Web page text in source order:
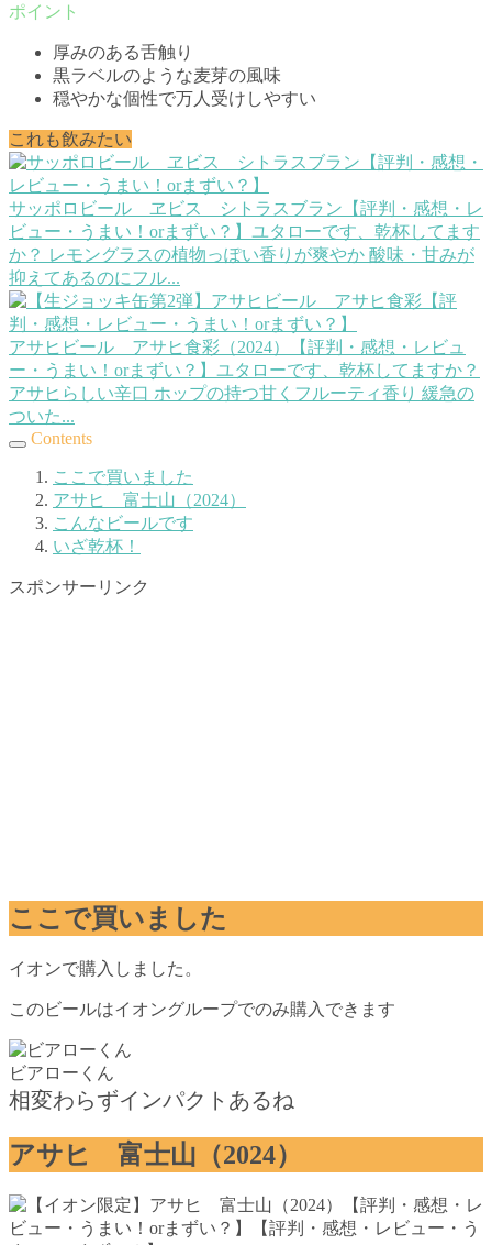
厚みのある舌触り
黒ラベルのような麦芽の風味
穏やかな個性で万人受けしやすい
これも飲みたい
サッポロビール ヱビス シトラスブラン【評判・感想・レ
ビュー・うまい！orまずい？】 ユタローです、乾杯してます
か？ レモングラスの植物っぽい香りが爽やか 酸味・甘みが
抑えてあるのにフル...
アサヒビール アサヒ食彩（2024）【評判・感想・レビュ
ー・うまい！orまずい？】 ユタローです、乾杯してますか？
アサヒらしい辛口 ホップの持つ甘くフルーティ香り 緩急の
ついた...
Contents
ここで買いました
アサヒ 富士山（2024）
こんなビールです
いざ乾杯！
スポンサーリンク
ここで買いました
イオンで購入しました。
このビールはイオングループでのみ購入できます
ビアローくん
相変わらずインパクトあるね
アサヒ 富士山（2024）